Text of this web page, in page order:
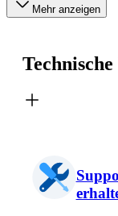
Mehr anzeigen